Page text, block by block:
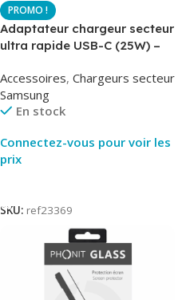
Adaptateur chargeur secteur
ultra rapide USB-C (25W) –
TA800
Accessoires, Chargeurs secteur
Samsung
En stock
Connectez-vous pour voir les
prix
SKU: ref23369